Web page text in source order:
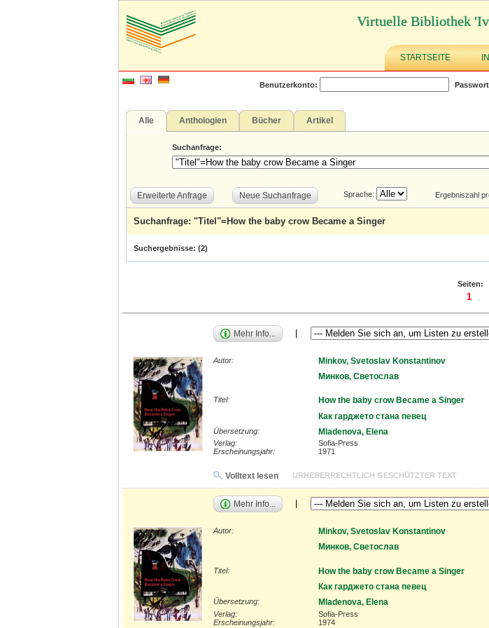
Virtuelle Bibliothek
STARTSEITE
Benutzerkonto:
Alle Anthologien Bücher Artikel
Suchanfrage:
Erweiterte Anfrage Neue Suchanfrage Sprache: Ergebniszahl
Suchanfrage: "Titel"=How the baby crow Became a Singer
Suchergebnisse: (2)
Seiten:
1
Mehr Info...
Autor:
Minkov, Svetoslav Konstantinov
Минков, Светослав
Titel:
How the baby crow Became a Singer
Как гарджето стана певец
Übersetzung: Mladenova, Elena
Verlag:
Sofia-Press
Erscheinungsjahr:
1971
Volltext lesen URHEBERRECHTLICH GESCHÜTZTER TEXT
Mehr Info...
Autor:
Minkov, Svetoslav Konstantinov
Минков, Светослав
Titel:
How the baby crow Became a Singer
Как гарджето стана певец
Übersetzung: Mladenova, Elena
Verlag:
Sofia-Press
Erscheinungsjahr:
1974